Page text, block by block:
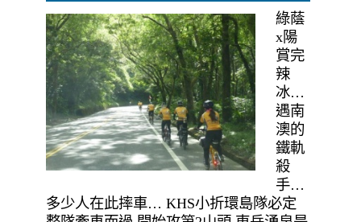
綠蔭
x陽
賞完
辣
冰…
遇南
澳的
鐵軌
殺
手…
多少人在此摔車… KHS小折環島隊必定